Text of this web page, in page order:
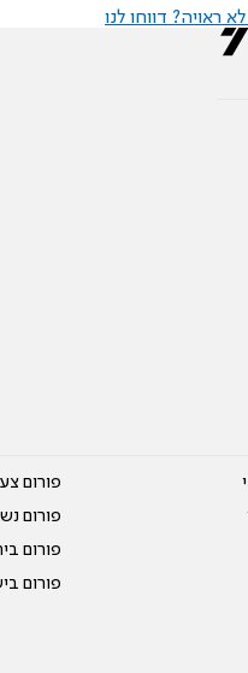
ראויה? דווחו לנו
פורום
פורום
פורום
פורום